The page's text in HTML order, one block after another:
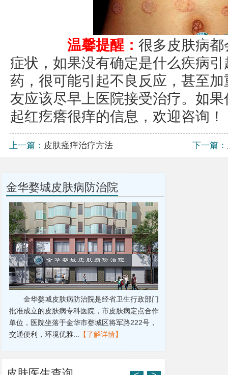
温馨提醒： 很多皮肤病
症状，如果没有确定是什么疾病
药，很可能引起不良反应，甚至
友应该尽早上医院接受治疗。如
起红疙瘩很痒的信息，欢迎咨询！
上一篇： 皮肤瘙痒治疗方法 下一篇：
金华婺城皮肤病防治院
金华婺城皮肤病防治院是经省卫生行政部门
批准成立的皮肤病专科医院，市皮肤病定点合作
单位，医院坐落于金华市婺城区将军路222号，
交通便利，环境优雅... 【了解详情】